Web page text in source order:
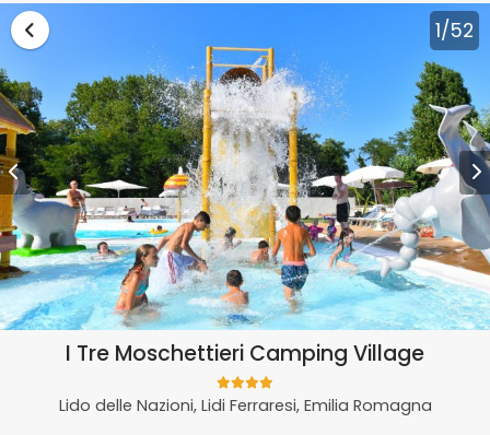
Vai alla lista vacanze Emilia Romagna 1/52
I Tre Moschettieri Camping Village
Lido delle Nazioni, Lidi Ferraresi, Emilia Romagna